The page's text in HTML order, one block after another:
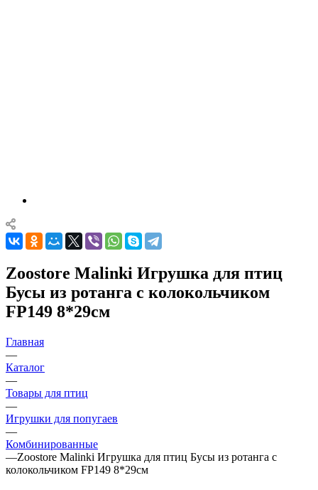
Zoostore Malinki Игрушка для птиц
Бусы из ротанга с колокольчиком
FP149 8*29см
Главная
—
Каталог
—
Товары для птиц
—
Игрушки для попугаев
—
Комбинированные
—Zoostore Malinki Игрушка для птиц Бусы из ротанга с
колокольчиком FP149 8*29см